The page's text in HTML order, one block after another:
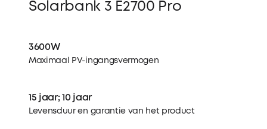
Solarbank 3 E2700 Pro
3600W
Maximaal PV-ingangsvermogen
15 jaar; 10 jaar
Levensduur en garantie van het product